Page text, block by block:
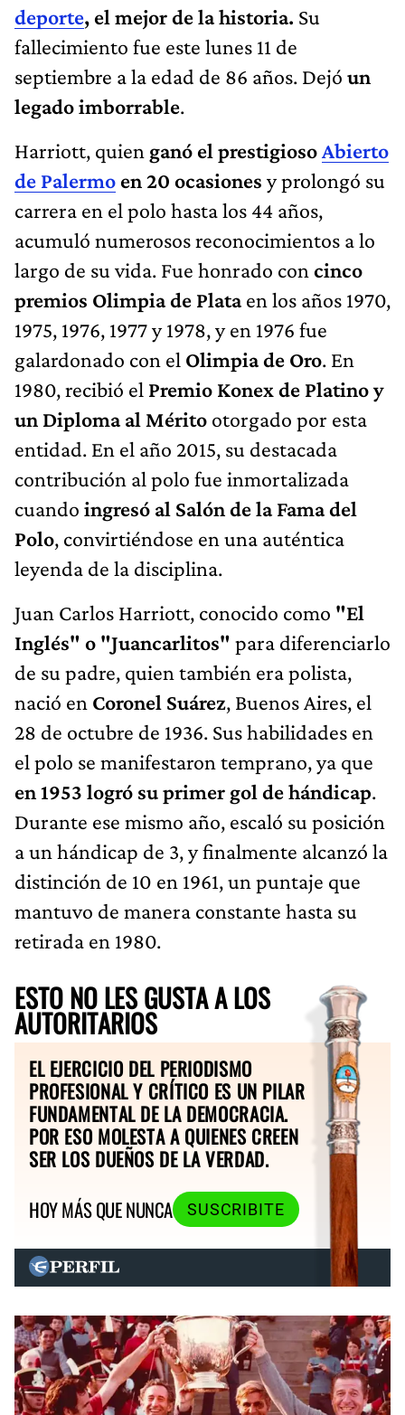
deporte, el mejor de la historia. Su
fallecimiento fue este lunes 11 de
septiembre a la edad de 86 años. Dejó un
legado imborrable.
Harriott, quien ganó el prestigiosoAbierto
de Palermo en 20 ocasiones y prolongó su
carrera en el polo hasta los 44 años,
acumuló numerosos reconocimientos a lo
largo de su vida. Fue honrado con cinco
premios Olimpia de Plataen los años 1970,
1975, 1976, 1977 y 1978, y en 1976 fue
galardonado con el Olimpia de Oro. En
1980, recibió el Premio Konex de Platino y
un Diploma al Mérito otorgado por esta
entidad. En el año 2015, su destacada
contribución al polo fue inmortalizada
cuando ingresó al Salón de la Fama del
Polo, convirtiéndose en una auténtica
leyenda de la disciplina.
Juan Carlos Harriott, conocido como "El
Inglés" o "Juancarlitos" para diferenciarlo
de su padre, quien también era polista,
nació en Coronel Suárez, Buenos Aires, el
28 de octubre de 1936. Sus habilidades en
el polo se manifestaron temprano, ya que
en 1953 logró su primer gol de hándicap.
Durante ese mismo año, escaló su posición
a un hándicap de 3, y finalmente alcanzó la
distinción de 10 en 1961, un puntaje que
mantuvo de manera constante hasta su
retirada en 1980.
ESTO NO LES GUSTA A LOS
AUTORITARIOS
EL EJERCICIO DEL PERIODISMO
PROFESIONAL Y CRÍTICO ES UN PILAR
FUNDAMENTAL DE LA DEMOCRACIA.
POR ESO MOLESTA A QUIENES CREEN
SER LOS DUEÑOS DE LA VERDAD.
HOY MÁS QUE NUNCA
SUSCRIBITE